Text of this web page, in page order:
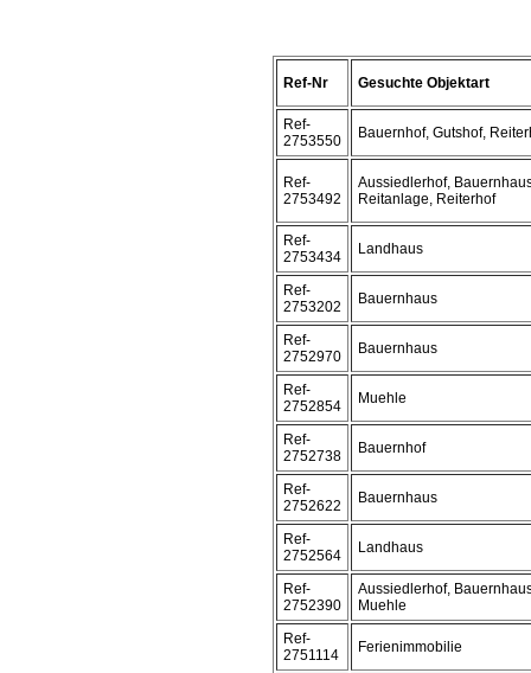
Ref-Nr Gesuchte Objektart
Ref-
2753550
Bauernhof, Gutshof,
Ref-
2753492
Aussiedlerhof,
Reitanlage, Reiterhof
Ref-
2753434
Landhaus
Ref-
2753202
Bauernhaus
Ref-
2752970
Bauernhaus
Ref-
2752854
Muehle
Ref-
2752738
Bauernhof
Ref-
2752622
Bauernhaus
Ref-
2752564
Landhaus
Ref-
2752390
Aussiedlerhof,
Muehle
Ref-
2751114
Ferienimmobilie